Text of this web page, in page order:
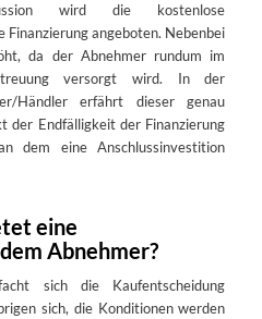
wird die kostenlose
angeboten. Nebenbei
da der Abnehmer rundum im
versorgt wird. In der
Händler erfährt dieser genau
der Endfälligkeit der Finanzierung
dem eine Anschlussinvestition
eine
Abnehmer?
sich die Kaufentscheidung
sich, die Konditionen werden